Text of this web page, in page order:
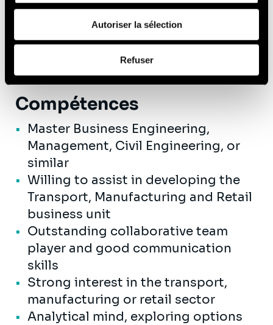
fournies ou qu'ils ont collectées lors de votre utilisation
de leurs services (cookies tiers).
vous pouvez nous contacter et comment nous traitons
Politique de protection des données à caractère
personnel .
Autoriser la sélection
Refuser
A competitive salary with great
advantages, like mobility budget,
hospital insurance, performance -
related bonus,...
Compétences
Master Business Engineering,
Management, Civil Engineering, or
similar
Willing to assist in developing the
Transport, Manufacturing and Retail
business unit
Outstanding collaborative team
player and good communication
skills
Strong interest in the transport,
manufacturing or retail sector
Analytical mind, exploring options